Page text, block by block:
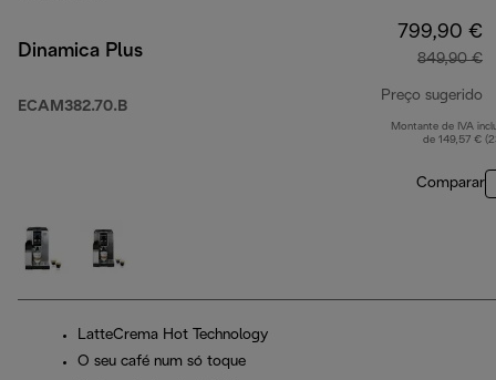
Dinamica Plus
ECAM382.70.B
799,90 €
849,90 €
Preço sugerido
Montante de IVA
de 149,57 €
Comparar
LatteCrema Hot Technology
O seu café num só toque